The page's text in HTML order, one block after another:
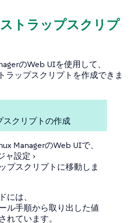
トラップスクリプ
のWeb UIを使用して、
ラップスクリプトを作成できま
スクリプトの作成
ManagerのWeb UIで、
ャ設定
プスクリプト に移動しま
には、
ル手順から取り出した値
れています。